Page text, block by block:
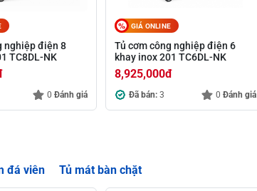
nghiệp điện 8
TC8DL-NK
0 Đánh giá
GIÁ ONLINE
Tủ cơm công nghiệp điện 6
khay inox 201 TC6DL-NK
8,925,000đ
Đã bán: 3 0Đánh giá
đá viên Tủ mát bàn chặt